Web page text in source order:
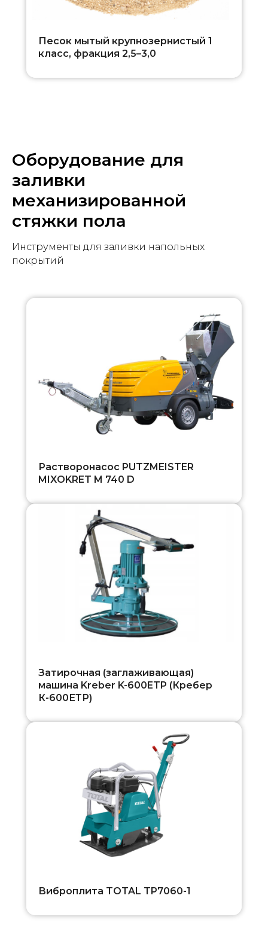
Песок мытый крупнозернистый 1
класс, фракция 2,5–3,0
Оборудование для
заливки
механизированной
стяжки пола
Инструменты для заливки напольных
покрытий
Растворонасос PUTZMEISTER
MIXOKRET M 740 D
Затирочная (заглаживающая)
машина Kreber K-600ETP (Кребер
К-600ЕТР)
Виброплита TOTAL TP7060-1